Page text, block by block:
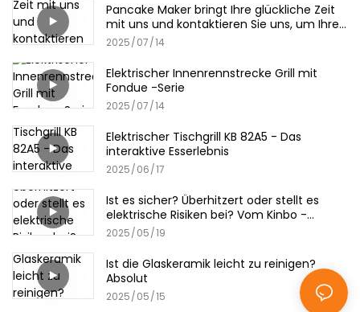
Pancake Maker bringt Ihre glückliche Zeit
mit uns und kontaktieren Sie uns, um Ihre
Tipps zu erzählen!
2025 07 14
Elektrischer Innenrennstrecke Grill mit
Fondue -Serie
2025 07 14
Elektrischer Tischgrill KB 82A5 - Das
interaktive Esserlebnis
2025 06 17
Ist es sicher? Überhitzert oder stellt es
elektrische Risiken bei? Vom Kinbo -
Pfannkuchenhersteller
2025 05 19
Ist die Glaskeramik leicht zu reinigen?
Absolut
2025 05 15